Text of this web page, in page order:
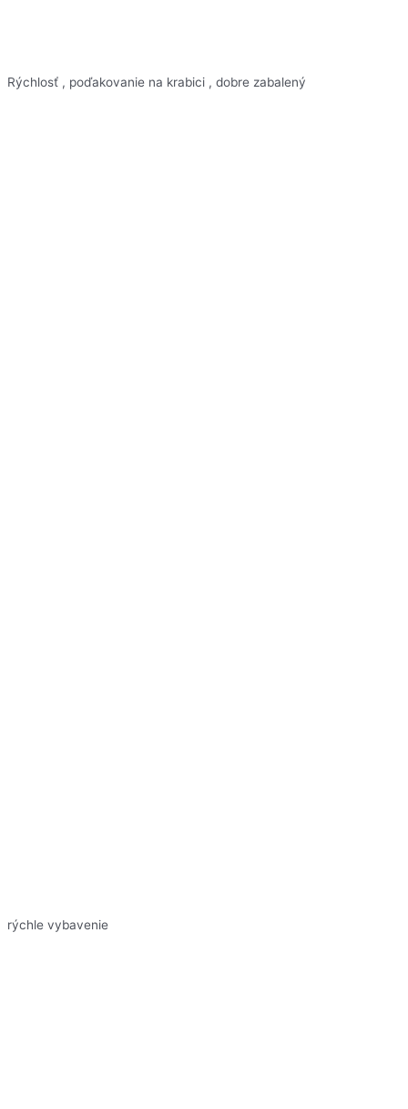
Rýchlosť , poďakovanie na krabici , dobre zabalený
rýchle vybavenie